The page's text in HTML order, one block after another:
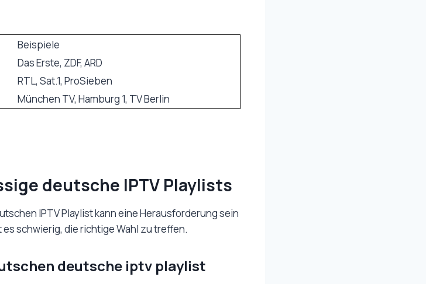
Beispiele
Das Erste, ZDF, ARD
RTL, Sat.1, ProSieben
München TV, Hamburg 1, TV Berlin
deutsche IPTV Playlists
IPTV Playlist kann eine Herausforderung sein
schwierig, die richtige Wahl zu treffen.
deutsche iptv playlist